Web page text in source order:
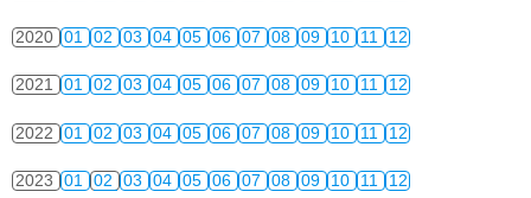
2020 01 02 03 04 05 06 07 08 09 10 11 12
2021 01 02 03 04 05 06 07 08 09 10 11 12
2022 01 02 03 04 05 06 07 08 09 10 11 12
2023 01 02 03 04 05 06 07 08 09 10 11 12